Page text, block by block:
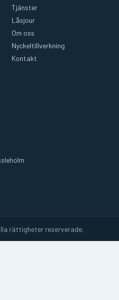
Tjänster
Låsjour
Om oss
Nyckeltillverkning
Kontakt
rättigheter reserverade.